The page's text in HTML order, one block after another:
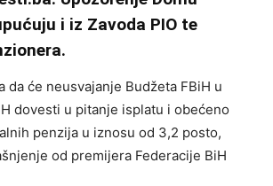
i iz Zavoda PIO te
da će neusvajanje Budžeta FBiH u
dovesti u pitanje isplatu i obećeno
penzija u iznosu od 3,2 posto,
od premijera Federacije BiH